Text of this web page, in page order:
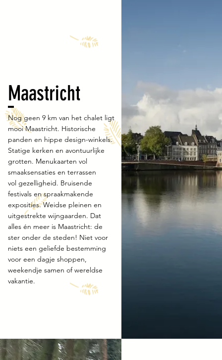
Maastricht
Nog geen 9 km van het chalet ligt
mooi Maastricht. Historische
panden en hippe design-winkels.
Statige kerken en avontuurlijke
grotten. Menukaarten vol
smaaksensaties en terrassen
vol gezelligheid. Bruisende
festivals en spraakmakende
exposities. Weidse pleinen en
uitgestrekte wijngaarden. Dat
alles én meer is Maastricht: de
ster onder de steden! Niet voor
niets een geliefde bestemming
voor een dagje shoppen,
weekendje samen of wereldse
vakantie.